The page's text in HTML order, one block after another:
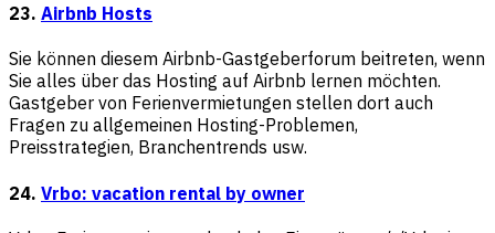
23. Airbnb Hosts
Sie können diesem Airbnb-Gastgeberforum beitreten, wenn
Sie alles über das Hosting auf Airbnb lernen möchten.
Gastgeber von Ferienvermietungen stellen dort auch
Fragen zu allgemeinen Hosting-Problemen,
Preisstrategien, Branchentrends usw.
24. Vrbo: vacation rental by owner